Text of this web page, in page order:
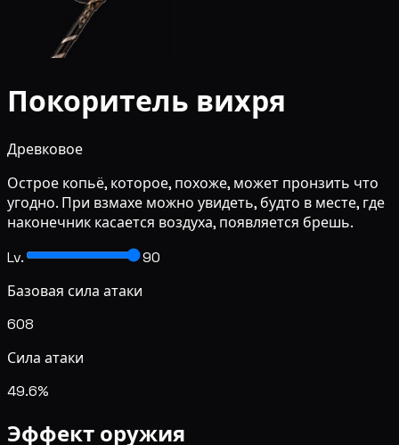
Покоритель вихря
Древковое
Острое копьё, которое, похоже, может пронзить что
угодно. При взмахе можно увидеть, будто в месте, где
наконечник касается воздуха, появляется брешь.
Lv.
90
Базовая сила атаки
608
Сила атаки
49.6%
Эффект оружия